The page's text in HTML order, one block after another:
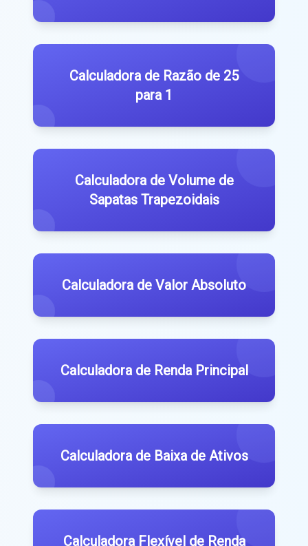
Calculadora de Razão de 25
para 1
Calculadora de Volume de
Sapatas Trapezoidais
Calculadora de Valor Absoluto
Calculadora de Renda Principal
Calculadora de Baixa de Ativos
Calculadora Flexível de Renda